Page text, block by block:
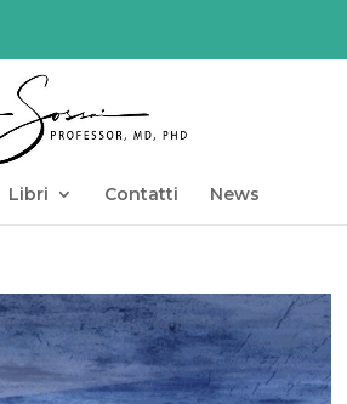
Libri Contatti News